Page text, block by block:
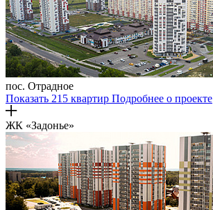
пос. Отрадное
Показать 215 квартир Подробнее о проекте
ЖК «Задонье»